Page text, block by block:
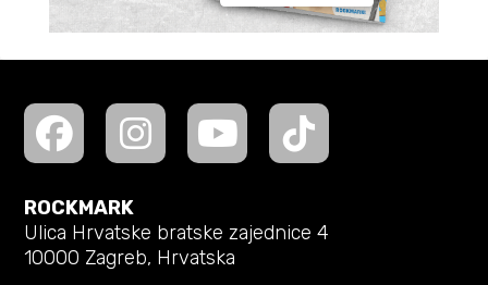
ROCKMARK
Ulica Hrvatske bratske zajednice 4
10000 Zagreb, Hrvatska